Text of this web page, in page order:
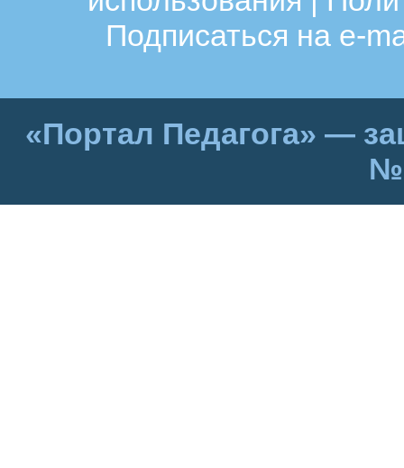
Подписаться на e-
«Портал Педагога» —